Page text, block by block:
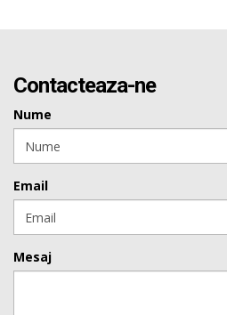
Contacteaza-ne
Nume
Email
Mesaj